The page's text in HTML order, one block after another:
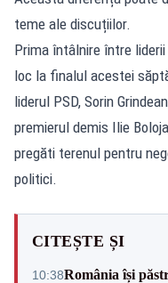
teme ale discuțiilor.
Prima întâlnire între
loc la finalul acestei
liderul PSD, Sorin
premierul demis Ilie
pregăti terenul pentru
politici.
CITEȘTE ȘI
10:38România își